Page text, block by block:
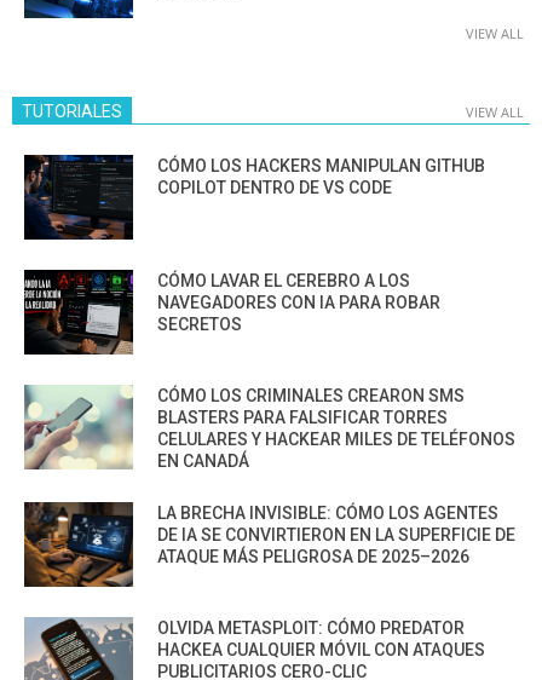
VIEW ALL
TUTORIALES VIEW ALL
CÓMO LOS HACKERS MANIPULAN GITHUB
COPILOT DENTRO DE VS CODE
CÓMO LAVAR EL CEREBRO A LOS
NAVEGADORES CON IA PARA ROBAR
SECRETOS
CÓMO LOS CRIMINALES CREARON SMS
BLASTERS PARA FALSIFICAR TORRES
CELULARES Y HACKEAR MILES DE TELÉFONOS
EN CANADÁ
LA BRECHA INVISIBLE: CÓMO LOS AGENTES
DE IA SE CONVIRTIERON EN LA SUPERFICIE DE
ATAQUE MÁS PELIGROSA DE 2025–2026
OLVIDA METASPLOIT: CÓMO PREDATOR
HACKEA CUALQUIER MÓVIL CON ATAQUES
PUBLICITARIOS CERO-CLIC